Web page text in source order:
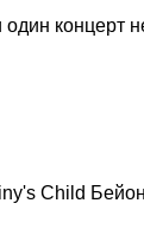
концерт
Child